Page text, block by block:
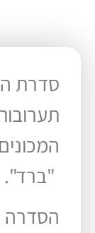
סדרת
"ברד".